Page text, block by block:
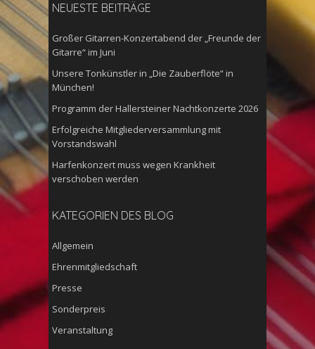
NEUESTE BEITRÄGE
Großer Gitarren-Konzertabend der „Freunde der
Gitarre“ im Juni
Unsere Tonkünstler in „Die Zauberflöte“ in
München!
Programm der Hallersteiner Nachtkonzerte 2026
Erfolgreiche Mitgliederversammlung mit
Vorstandswahl
Harfenkonzert muss wegen Krankheit
verschoben werden
KATEGORIEN DES BLOG
Allgemein
Ehrenmitgliedschaft
Presse
Sonderpreis
Veranstaltung